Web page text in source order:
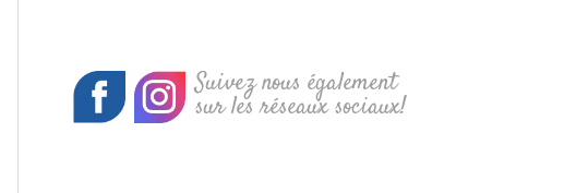
Suivez nous également
sur les réseaux sociaux!